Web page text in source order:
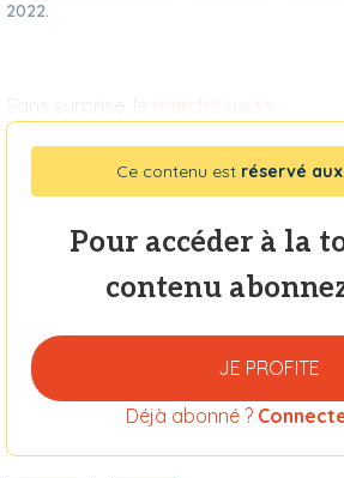
2022.
Sans surprise, le
Ce contenu est réservé
Pour accéder à la
contenu
JE PROFITE
Déjà abonné ?